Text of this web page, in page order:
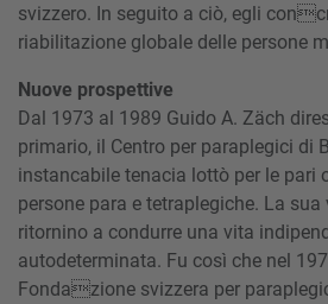
svizzero. In seguito a ciò, egli
riabilitazione globale delle persone
Nuove prospettive
Dal 1973 al 1989 Guido A. Zäch
primario, il Centro per paraplegici di
instancabile tenacia lottò per le pari
persone para e tetraplegiche. La
ritornino a condurre una vita
autodeterminata. Fu così che nel
Fondazione svizzera per